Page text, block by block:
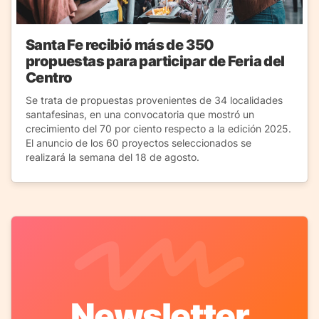
Santa Fe recibió más de 350
propuestas para participar de Feria del
Centro
Se trata de propuestas provenientes de 34 localidades
santafesinas, en una convocatoria que mostró un
crecimiento del 70 por ciento respecto a la edición 2025.
El anuncio de los 60 proyectos seleccionados se
realizará la semana del 18 de agosto.